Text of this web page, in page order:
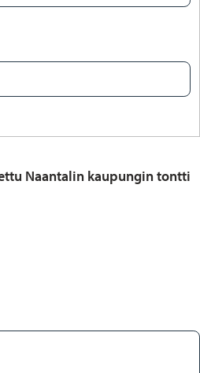
Naantalin kaupungin tontti